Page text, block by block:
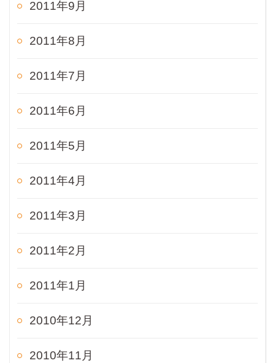
2011年9月
2011年8月
2011年7月
2011年6月
2011年5月
2011年4月
2011年3月
2011年2月
2011年1月
2010年12月
2010年11月